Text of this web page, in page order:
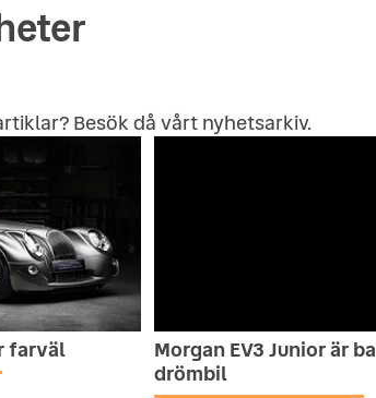
Besök då vårtnyhetsarkiv.
farväl
Morgan EV3 Junior är
drömbil